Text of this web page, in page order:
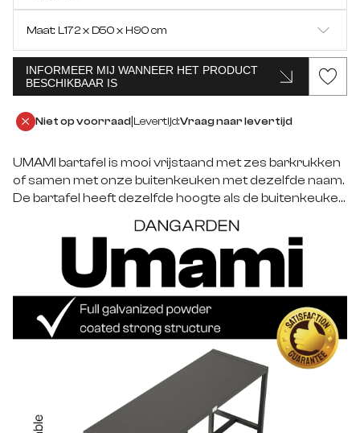
Zwart
Groen
Maat: L172 x D50 x H90 cm
L172 x D50 x H90 cmIN WINKELWAGEN
INFORMEER MIJ WANNEER HET PRODUCT
BESCHIKBAAR IS
Niet op voorraad Levertijd:Vraag naar levertijd
UMAMI bartafel is mooi vrijstaand met zes barkrukken
of samen met onze buitenkeuken met dezelfde naam.
De bartafel heeft dezelfde hoogte als de buitenkeuken
keukeneiland tegen de buitenkeukenmodules.
Gewoon je fantasie is de enige grens.